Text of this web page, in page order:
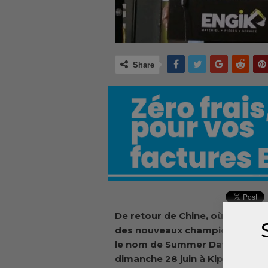
Share
De retour de Chine, où il a pris
des nouveaux champions du
le nom de Summer Davo
dimanche 28 juin à Kipé, la